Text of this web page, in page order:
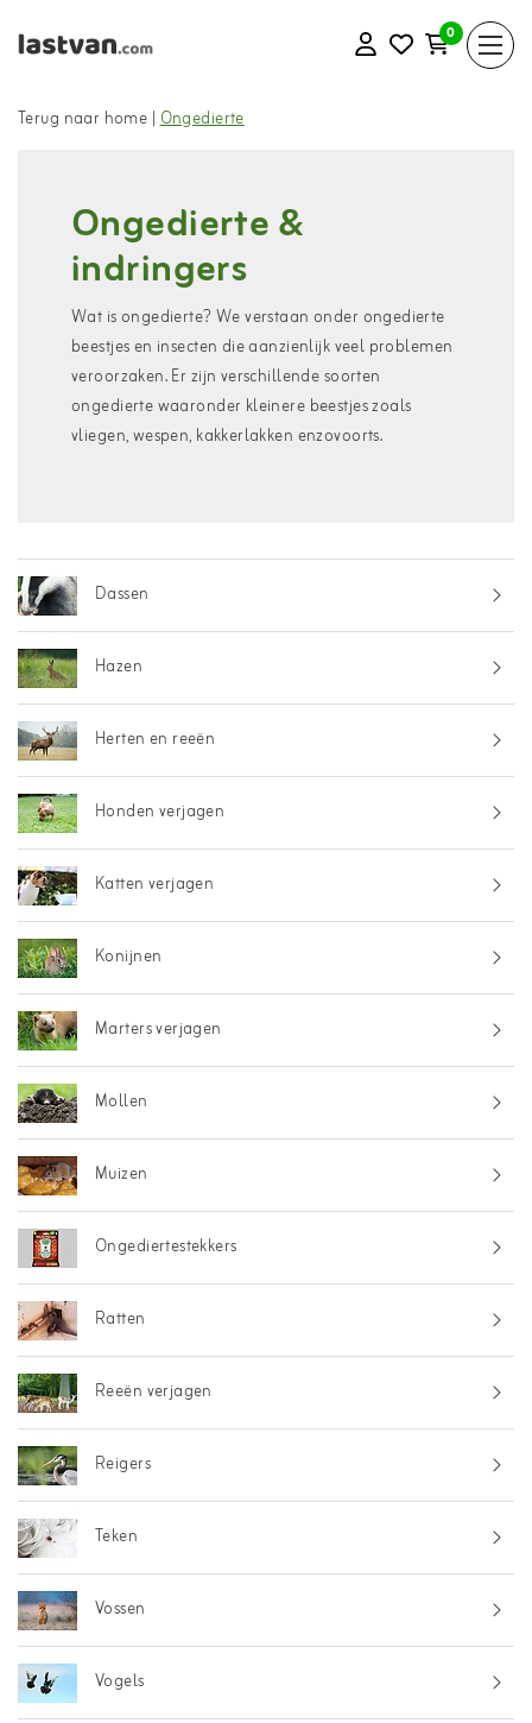
0
Terug naar home |Ongedierte
Ongedierte &
indringers
Wat is ongedierte? We verstaan onder ongedierte
beestjes en insecten die aanzienlijk veel problemen
veroorzaken. Er zijn verschillende soorten
ongedierte waaronder kleinere beestjes zoals
vliegen, wespen, kakkerlakken enzovoorts.
Dassen
Hazen
Herten en reeën
Honden verjagen
Katten verjagen
Konijnen
Marters verjagen
Mollen
Muizen
Ongediertestekkers
Ratten
Reeën verjagen
Reigers
Teken
Vossen
Vogels